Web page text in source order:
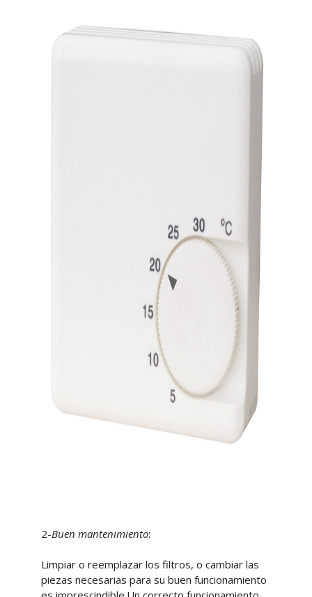
2-Buen mantenimiento:
Limpiar o reemplazar los filtros, o cambiar las
piezas necesarias para su buen funcionamiento